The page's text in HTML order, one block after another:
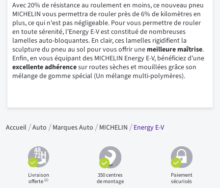
Avec 20% de résistance au roulement en moins, ce nouveau pneu
MICHELIN vous permettra de rouler près de 6% de kilomètres en
plus, ce qui n'est pas négligeable. Pour vous permettre de rouler
en toute sérenité, l'Energy E-V est constitué de nombreuses
lamelles auto-bloquantes. En clair, ces lamelles rigidifient la
sculpture du pneu au sol pour vous offrir une meilleure maîtrise.
Enfin, en vous équipant des MICHELIN Energy E-V, bénéficiez d'une
excellente adhérencesur routes sèches et mouillées grâce son
mélange de gomme spécial (Un mélange multi-polymères).
Accueil Auto Marques Auto MICHELIN Energy E-V
Livraison
offerte(1)
350 centres
de montage
Paiement
sécurisés